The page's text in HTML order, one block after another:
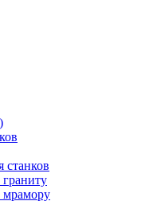
станков
мрамору